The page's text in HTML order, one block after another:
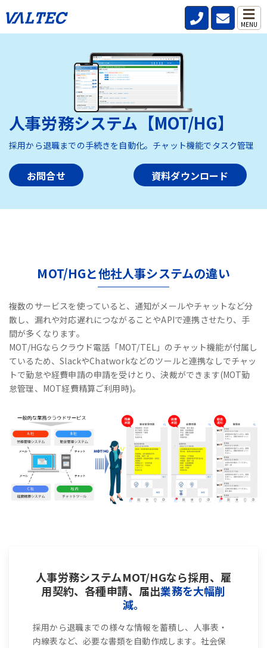
MENU
HOME>製品・サービス> 人事労務システム【MOT/HG】
人事労務システム【MOT/HG】
採用から退職までの手続きを自動化。チャット機能でタスク管理
お問合せ 資料ダウンロード
MOT/HGと他社人事システムの違い
複数のサービスを使っていると、通知がメールやチャットなど分
散し、漏れや対応遅れにつながることやAPIで連携させたり、手
間が多くなります。
MOT/HGならクラウド電話「MOT/TEL」のチャット機能が付属し
ているため、SlackやChatworkなどのツールと連携なしでチャッ
トで勤怠や経費申請の申請を受けとり、決裁ができます(MOT勤
怠管理、MOT経費精算ご利用時)。
人事労務システムMOT/HGなら採用、雇
用契約、各種申請、届出業務を大幅削
減。
採用から退職までの様々な情報を蓄積し、人事表・
内線表など、必要な書類を自動作成します。社会保